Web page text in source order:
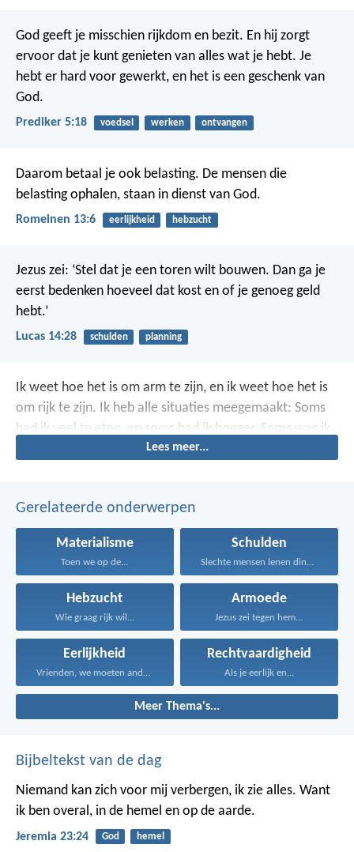
God geeft je misschien rijkdom en bezit. En hij zorgt
ervoor dat je kunt genieten van alles wat je hebt. Je
hebt er hard voor gewerkt, en het is een geschenk van
God.
Prediker 5:18 voedsel werken ontvangen
Daarom betaal je ook belasting. De mensen die
belasting ophalen, staan in dienst van God.
Romeinen 13:6 eerlijkheid hebzucht
Jezus zei: ‘Stel dat je een toren wilt bouwen. Dan ga je
eerst bedenken hoeveel dat kost en of je genoeg geld
hebt.’
Lucas 14:28 schulden planning
Ik weet hoe het is om arm te zijn, en ik weet hoe het is
om rijk te zijn. Ik heb alle situaties meegemaakt: Soms
had ik veel te eten, en soms had ik honger. Soms was ik
rijk, en soms had ik helemaal niets.
Lees meer...
Gerelateerde onderwerpen
Materialisme
Toen we op de...
Schulden
Slechte mensen lenen dingen...
Hebzucht
Wie graag rijk wil...
Armoede
Jezus zei tegen hem...
Eerlijkheid
Vrienden, we moeten anderen...
Rechtvaardigheid
Als je eerlijk en...
Meer Thema's...
Bijbeltekst van de dag
Niemand kan zich voor mij verbergen, ik zie alles. Want
ik ben overal, in de hemel en op de aarde.
Jeremia 23:24 God hemel